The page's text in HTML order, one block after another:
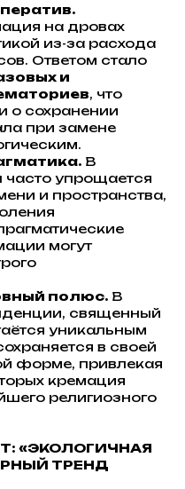
на дровах
из-за расхода
Ответом стало
и
, что
о сохранении
при замене
В
часто упрощается
и пространства,
могут
полюс. В
священный
уникальным
в своей
форме, привлекая
кремация
религиозного
«ЭКОЛОГИЧНАЯ
ТРЕНД